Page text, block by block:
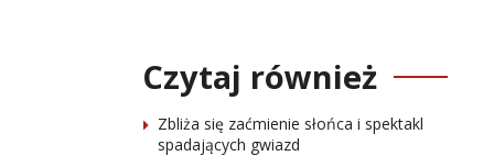
Czytaj również
Zbliża się zaćmienie słońca i spektakl
spadających gwiazd